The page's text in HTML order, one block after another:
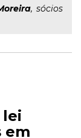
, sócios
lei
em